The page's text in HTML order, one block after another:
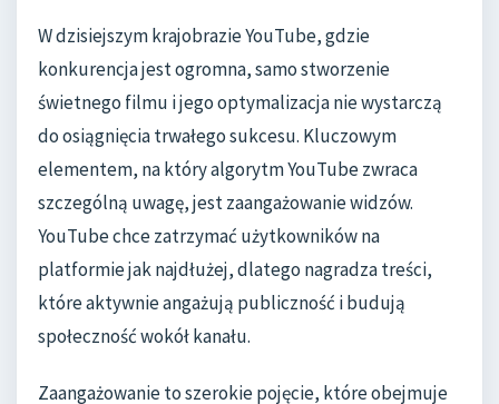
W dzisiejszym krajobrazie YouTube, gdzie
konkurencja jest ogromna, samo stworzenie
świetnego filmu i jego optymalizacja nie wystarczą
do osiągnięcia trwałego sukcesu. Kluczowym
elementem, na który algorytm YouTube zwraca
szczególną uwagę, jest zaangażowanie widzów.
YouTube chce zatrzymać użytkowników na
platformie jak najdłużej, dlatego nagradza treści,
które aktywnie angażują publiczność i budują
społeczność wokół kanału.
Zaangażowanie to szerokie pojęcie, które obejmuje